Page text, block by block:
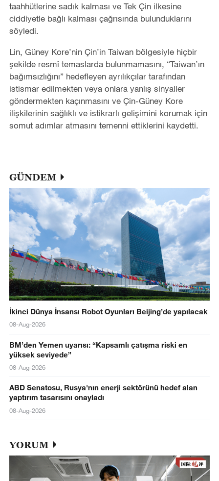
taahhütlerine sadık kalması ve Tek Çin ilkesine
ciddiyetle bağlı kalması çağrısında bulunduklarını
söyledi.
Lin, Güney Kore’nin Çin’in Taiwan bölgesiyle hiçbir
şekilde resmî temaslarda bulunmamasını, “Taiwan’ın
bağımsızlığını” hedefleyen ayrılıkçılar tarafından
istismar edilmekten veya onlara yanlış sinyaller
göndermekten kaçınmasını ve Çin-Güney Kore
ilişkilerinin sağlıklı ve istikrarlı gelişimini korumak için
somut adımlar atmasını temenni ettiklerini kaydetti.
GÜNDEM
İkinci Dünya İnsansı Robot Oyunları Beijing’de yapılacak
08-Aug-2026
BM’den Yemen uyarısı: “Kapsamlı çatışma riski en
yüksek seviyede”
08-Aug-2026
ABD Senatosu, Rusya'nın enerji sektörünü hedef alan
yaptırım tasarısını onayladı
08-Aug-2026
YORUM